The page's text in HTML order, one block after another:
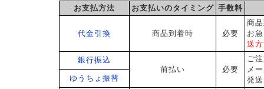
お支払方法
お支払いのタイミング 手数料
代金引換 商品到着時 必要
商
お
送
銀行振込
前払い
必要
ご
メ
発
ゆうちょ振替